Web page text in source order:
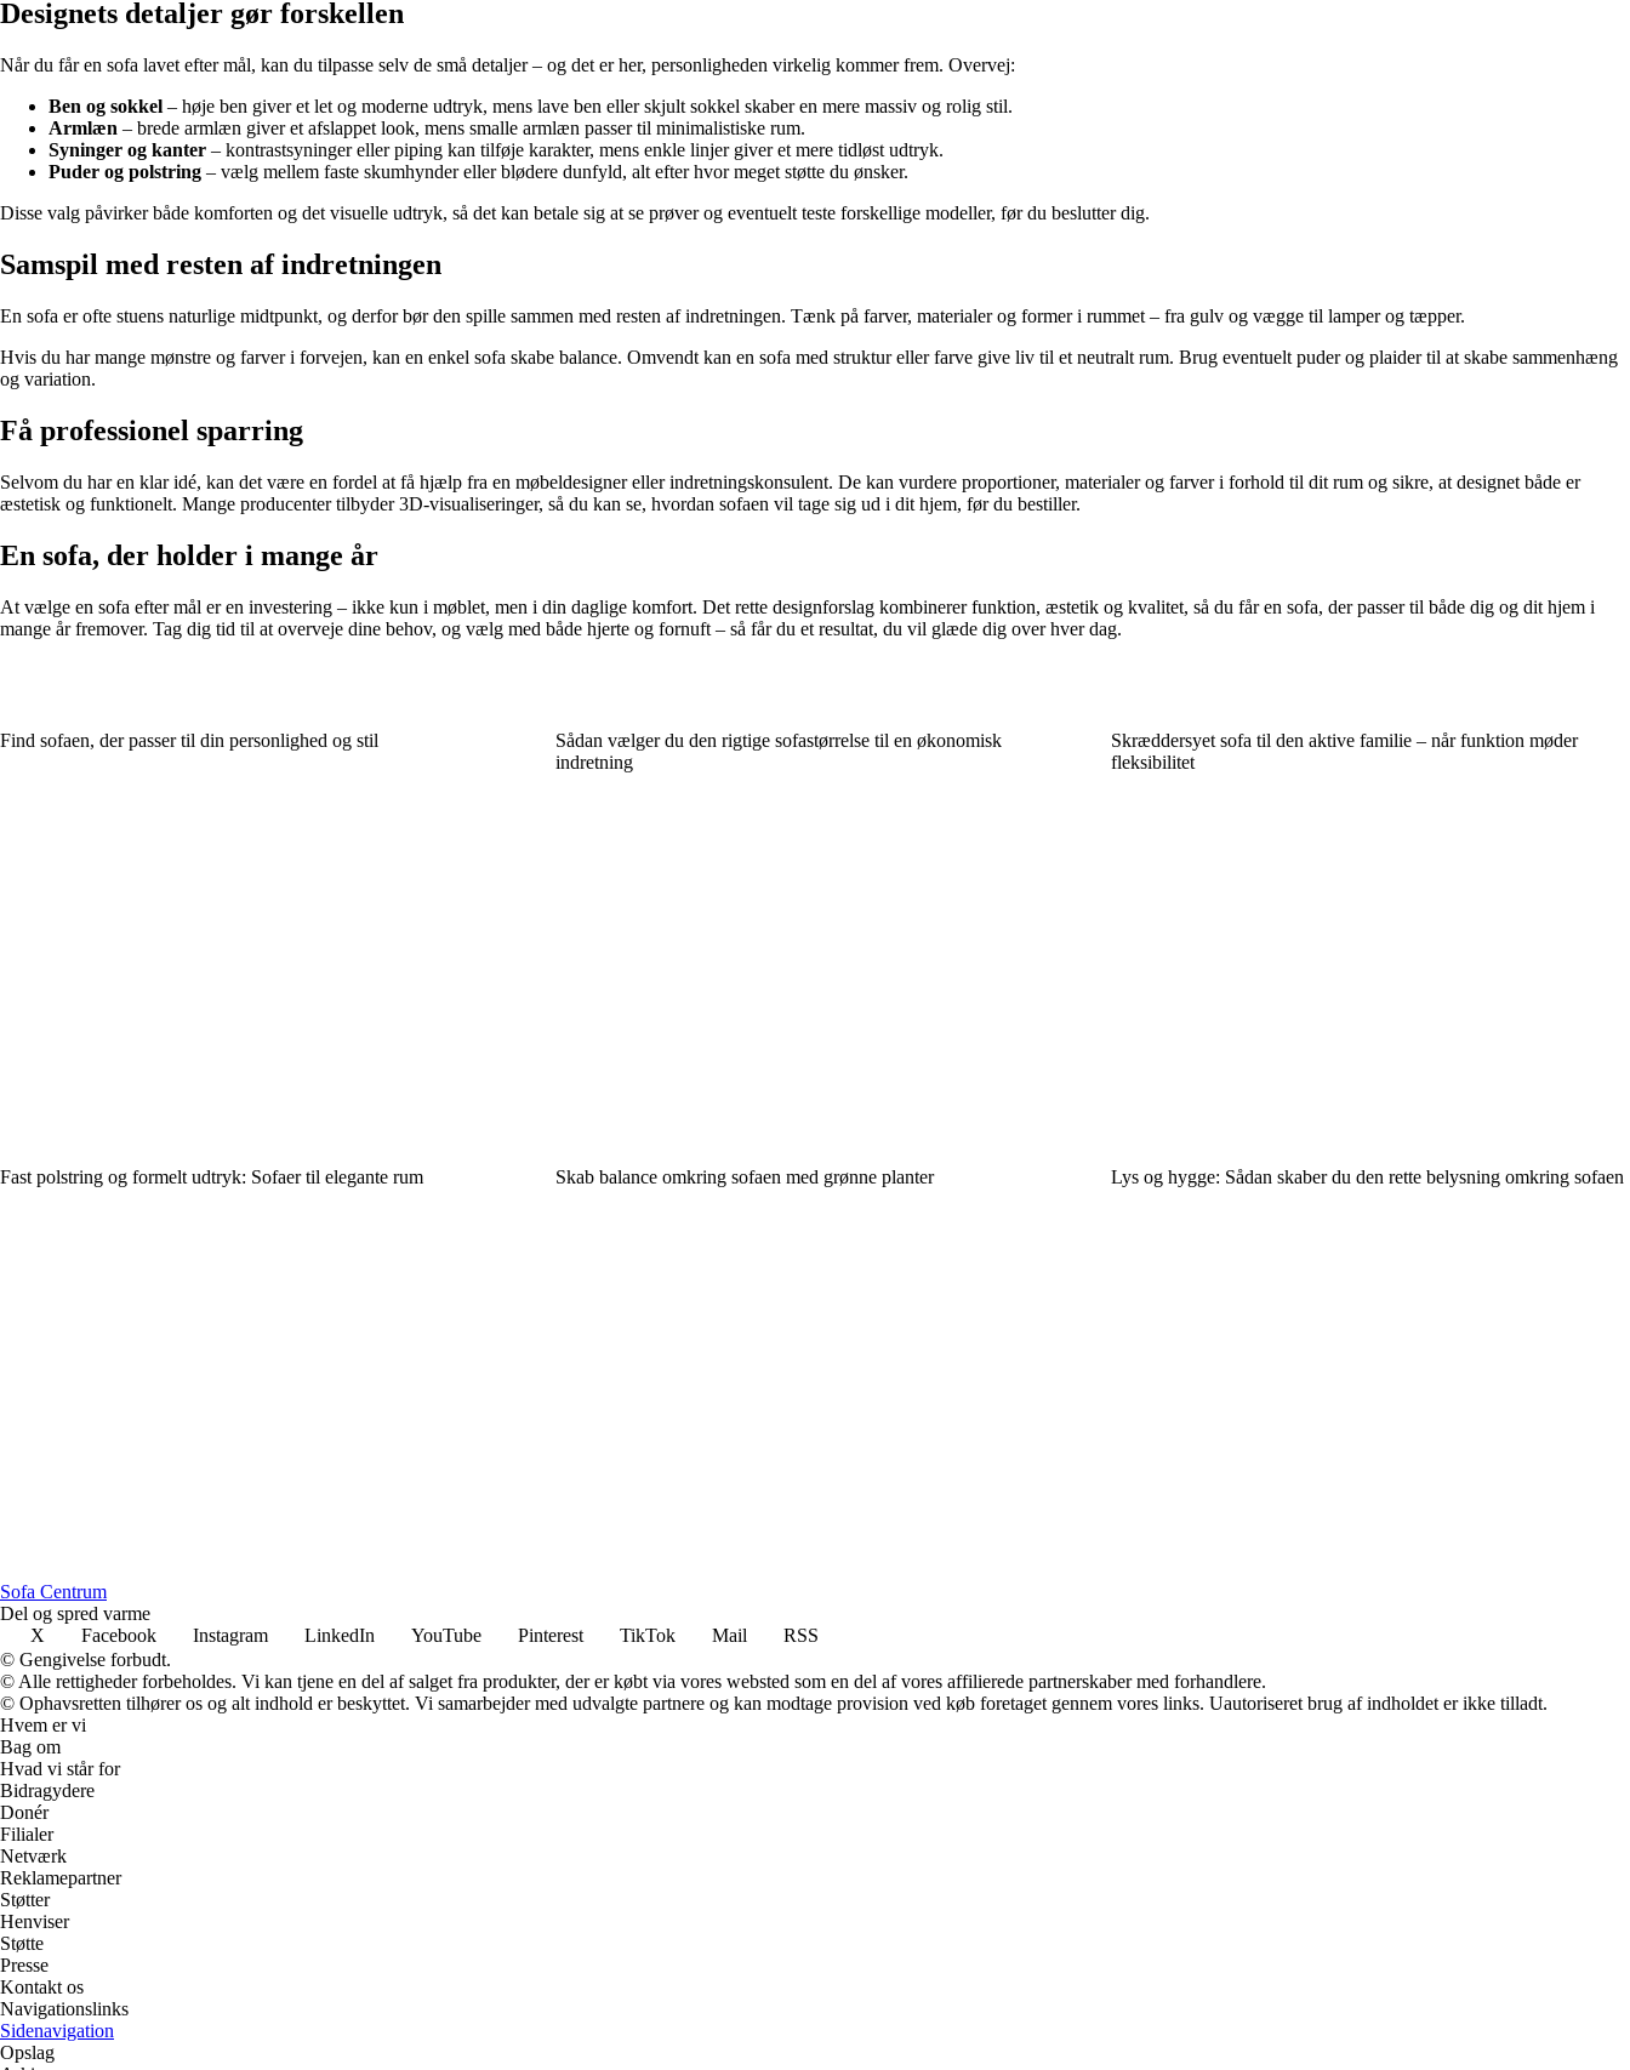
Designets detaljer gør forskellen
Når du får en sofa lavet efter mål, kan du tilpasse selv de små detaljer – og det er her, personligheden virkelig kommer frem. Overvej:
Ben og sokkel – høje ben giver et let og moderne udtryk, mens lave ben eller skjult sokkel skaber en mere massiv og rolig stil.
Armlæn – brede armlæn giver et afslappet look, mens smalle armlæn passer til minimalistiske rum.
Syninger og kanter – kontrastsyninger eller piping kan tilføje karakter, mens enkle linjer giver et mere tidløst udtryk.
Puder og polstring – vælg mellem faste skumhynder eller blødere dunfyld, alt efter hvor meget støtte du ønsker.
Disse valg påvirker både komforten og det visuelle udtryk, så det kan betale sig at se prøver og eventuelt teste forskellige modeller, før du beslutter dig.
Samspil med resten af indretningen
En sofa er ofte stuens naturlige midtpunkt, og derfor bør den spille sammen med resten af indretningen. Tænk på farver, materialer og former i rummet – fra gulv og vægge til lamper og tæpper.
Hvis du har mange mønstre og farver i forvejen, kan en enkel sofa skabe balance. Omvendt kan en sofa med struktur eller farve give liv til et neutralt rum. Brug eventuelt puder og plaider til at skabe sammenhæng
og variation.
Få professionel sparring
Selvom du har en klar idé, kan det være en fordel at få hjælp fra en møbeldesigner eller indretningskonsulent. De kan vurdere proportioner, materialer og farver i forhold til dit rum og sikre, at designet både er
æstetisk og funktionelt. Mange producenter tilbyder 3D-visualiseringer, så du kan se, hvordan sofaen vil tage sig ud i dit hjem, før du bestiller.
En sofa, der holder i mange år
At vælge en sofa efter mål er en investering – ikke kun i møblet, men i din daglige komfort. Det rette designforslag kombinerer funktion, æstetik og kvalitet, så du får en sofa, der passer til både dig og dit hjem i
mange år fremover. Tag dig tid til at overveje dine behov, og vælg med både hjerte og fornuft – så får du et resultat, du vil glæde dig over hver dag.
Find sofaen, der passer til din personlighed og stil
Sådan vælger du den rigtige sofastørrelse til en økonomisk
indretning
Skræddersyet sofa til den aktive familie – når funktion møder
fleksibilitet
Fast polstring og formelt udtryk: Sofaer til elegante rum Skab balance omkring sofaen med grønne planter Lys og hygge: Sådan skaber du den rette belysning omkring sofaen
Sofa Centrum
Del og spred varme
X
Facebook Instagram LinkedIn YouTube Pinterest TikTok Mail
RSS
© Gengivelse forbudt.
© Alle rettigheder forbeholdes. Vi kan tjene en del af salget fra produkter, der er købt via vores websted som en del af vores affilierede partnerskaber med forhandlere.
© Ophavsretten tilhører os og alt indhold er beskyttet. Vi samarbejder med udvalgte partnere og kan modtage provision ved køb foretaget gennem vores links. Uautoriseret brug af indholdet er ikke tilladt.
Hvem er vi
Bag om
Hvad vi står for
Bidragydere
Donér
Filialer
Netværk
Reklamepartner
Støtter
Henviser
Støtte
Presse
Kontakt os
Navigationslinks
Sidenavigation
Opslag